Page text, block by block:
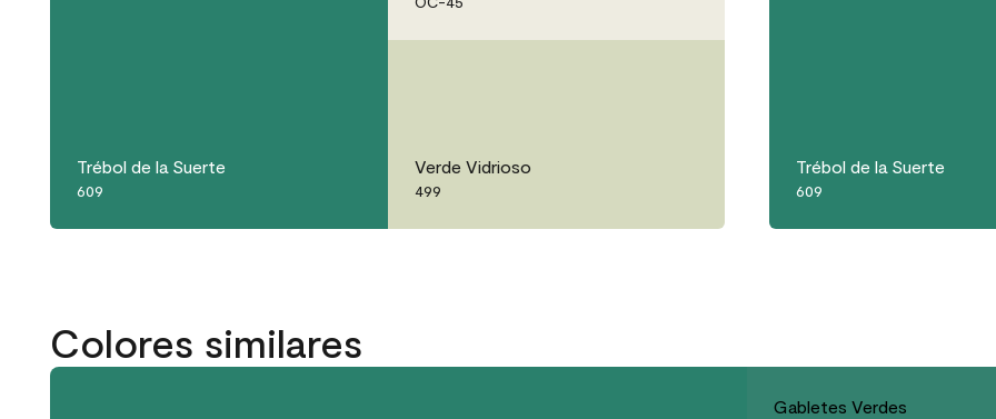
Trébol de la Suerte
609
Verde Vidrioso
499
Trébol de la Suerte
609
Colores similares
Gabletes Verdes